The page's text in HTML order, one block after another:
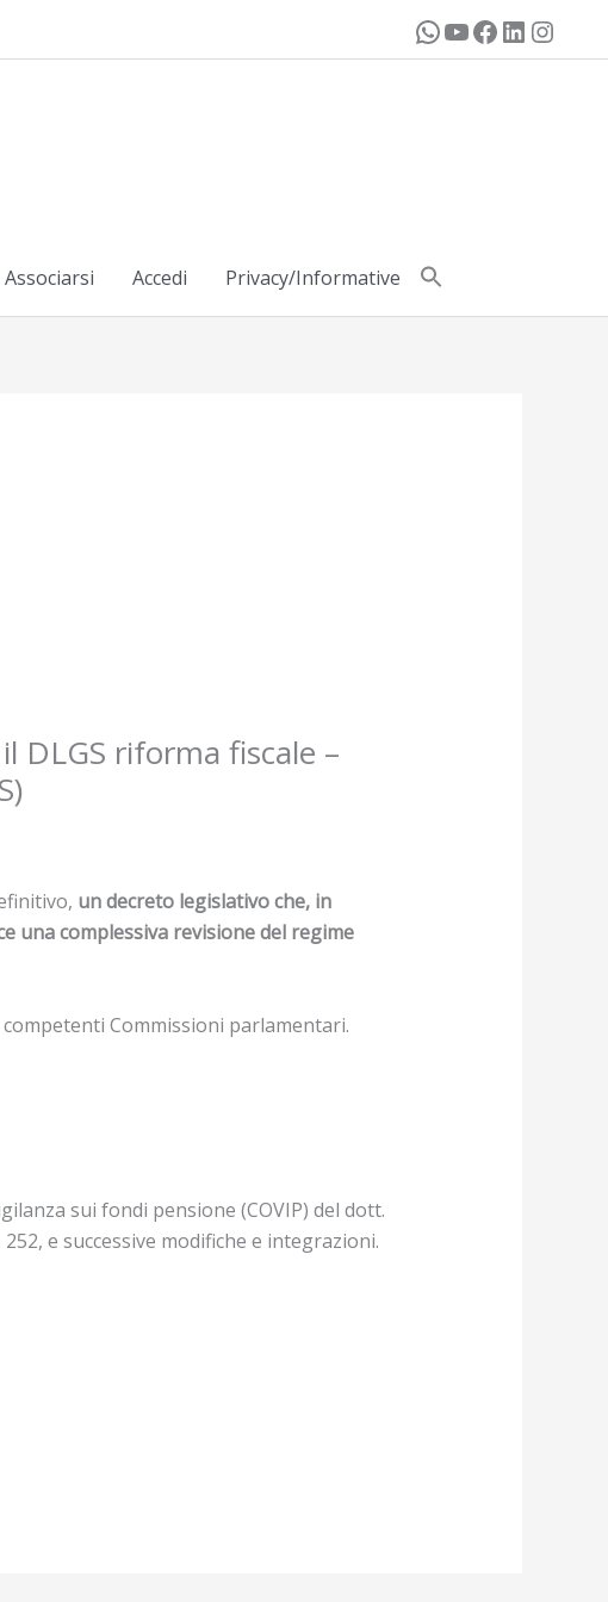
Associarsi Accedi Privacy/Informative
DLGS riforma fiscale –
un decreto legislativo che, in
una complessiva revisione del regime
Commissioni parlamentari.
sui fondi pensione (COVIP) del dott.
e successive modifiche e integrazioni.